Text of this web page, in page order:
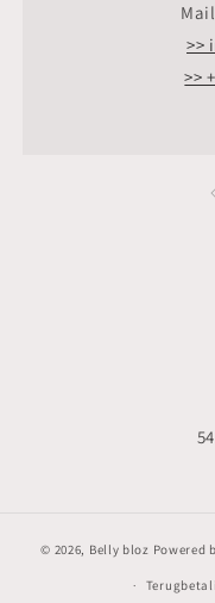
>>
>>
© 2026, Belly bloz Powered